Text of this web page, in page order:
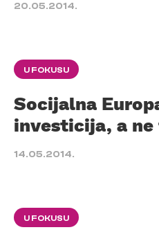
20.05.2014.
U FOKUSU
Socijalna
investicija, a
14.05.2014.
U FOKUSU